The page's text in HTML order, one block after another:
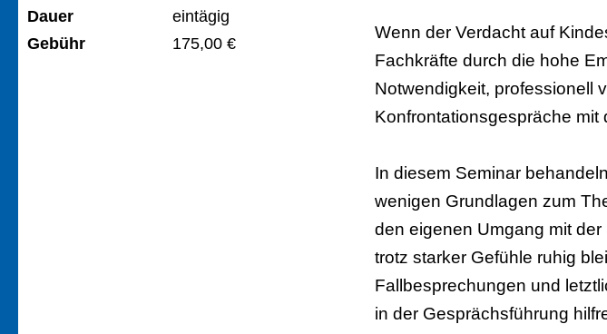
Dauer
eintägig
Gebühr
175,00 €
Wenn der Verdacht auf
Fachkräfte durch die hohe
Notwendigkeit, professionell
Konfrontationsgespräche mit
In diesem Seminar
wenigen Grundlagen zum
den eigenen Umgang mit
trotz starker Gefühle ruhig
Fallbesprechungen und
in der Gesprächsführung